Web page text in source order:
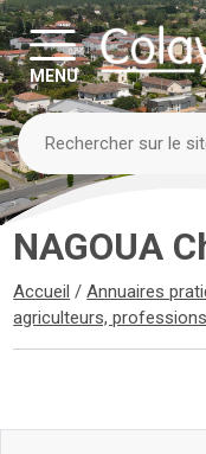
MENU
NAGOUA
Accueil /Annuaires
agriculteurs,